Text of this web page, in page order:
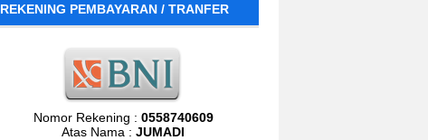
REKENING PEMBAYARAN / TRANFER
Nomor Rekening : 0558740609
Atas Nama : JUMADI